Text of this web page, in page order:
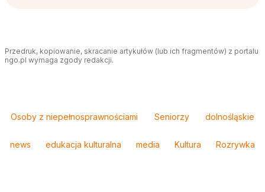
Przedruk, kopiowanie, skracanie artykułów (lub ich fragmentów) z portalu
ngo.pl wymaga zgody redakcji.
Osoby z niepełnosprawnościami Seniorzy dolnośląskie
news edukacja kulturalna media Kultura Rozrywka